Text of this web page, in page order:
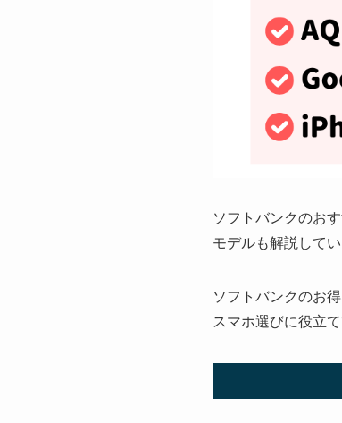
ソフトバンクのお
モデルも解説してい
ソフトバンクのお
スマホ選びに役立て